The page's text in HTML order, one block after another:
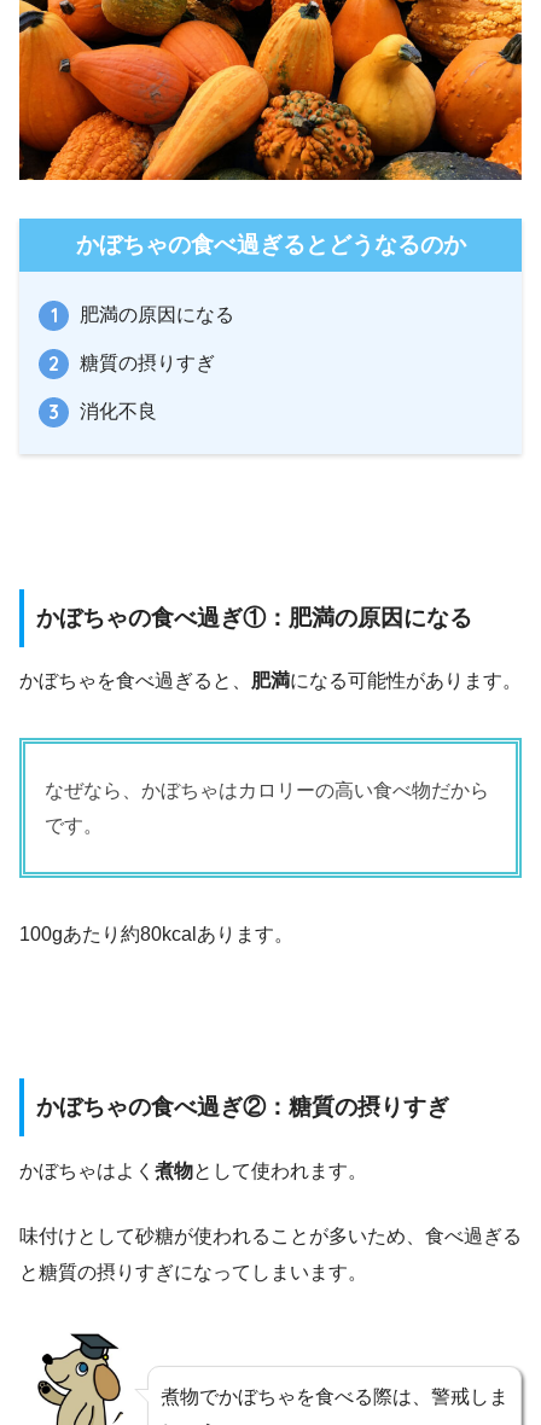
かぼちゃの食べ過ぎるとどうなるのか
肥満の原因になる
糖質の摂りすぎ
消化不良
かぼちゃの食べ過ぎ①：肥満の原因になる
かぼちゃを食べ過ぎると、 肥満になる可能性があります。
なぜなら、かぼちゃはカロリーの高い食べ物だから
です。
100gあたり約80kcalあります。
かぼちゃの食べ過ぎ②：糖質の摂りすぎ
かぼちゃはよく 煮物として使われます。
味付けとして砂糖が使われることが多いため、食べ過ぎる
と糖質の摂りすぎになってしまいます。
煮物でかぼちゃを食べる際は、警戒しま